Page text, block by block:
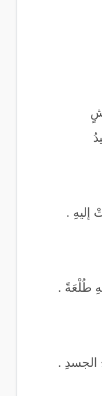
إليهِ .
طُلْعَةً .
الجسدِ .